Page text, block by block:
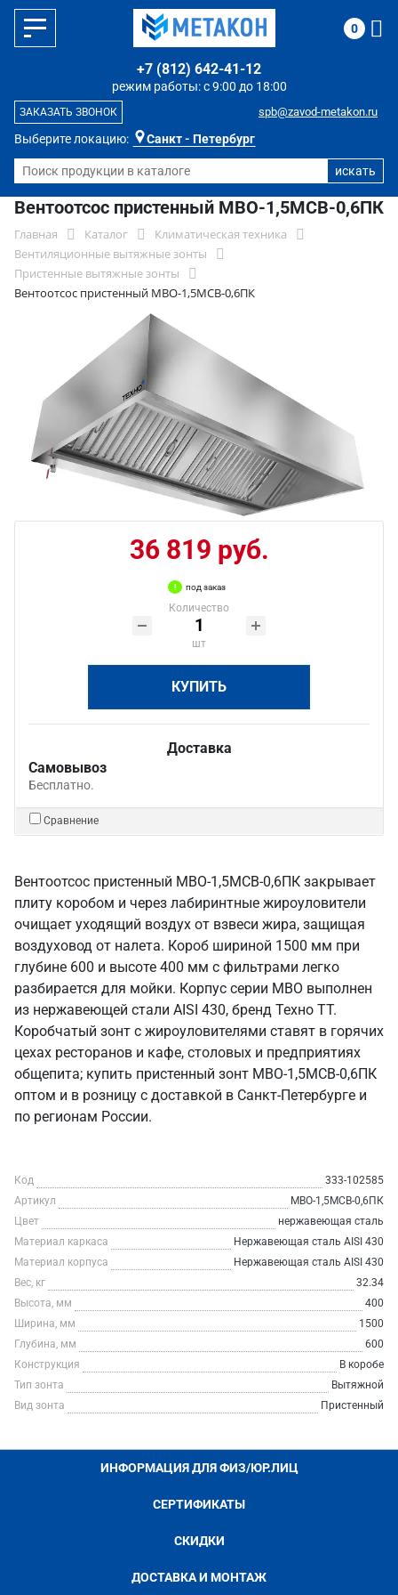
Выберите локацию: Санкт - Петербург
режим работы: с 9:00 до 18:00
+7 (812) 642-41-12
spb@zavod-metakon.ru
ЗАКАЗАТЬ ЗВОНОК
0
Вентоотсос пристенный МВО-1,5МСВ-0,6ПК
Главная Каталог
Климатическая техника
Вентиляционные вытяжные зонты
Пристенные вытяжные зонты
Вентоотсос пристенный МВО-1,5МСВ-0,6ПК
36 819 руб.
под заказ
Количество
шт
КУПИТЬ
Доставка
Самовывоз
Бесплатно.
Сравнение
Вентоотсос пристенный МВО-1,5МСВ-0,6ПК закрывает
плиту коробом и через лабиринтные жироуловители
очищает уходящий воздух от взвеси жира, защищая
воздуховод от налета. Короб шириной 1500 мм при
глубине 600 и высоте 400 мм с фильтрами легко
разбирается для мойки. Корпус серии МВО выполнен
из нержавеющей стали AISI 430, бренд Техно ТТ.
Коробчатый зонт с жироуловителями ставят в горячих
цехах ресторанов и кафе, столовых и предприятиях
общепита; купить пристенный зонт МВО-1,5МСВ-0,6ПК
оптом и в розницу с доставкой в Санкт‑Петербурге и
по регионам России.
Код
333-102585
Артикул
МВО-1,5МСВ-0,6ПК
Цвет
нержавеющая сталь
Материал каркаса
Нержавеющая сталь AISI 430
Материал корпуса
Нержавеющая сталь AISI 430
Вес, кг
32.34
Высота, мм
400
Ширина, мм
1500
Глубина, мм
600
Конструкция
В коробе
Тип зонта
Вытяжной
Вид зонта
Пристенный
ИНФОРМАЦИЯ ДЛЯ ФИЗ/ЮР.ЛИЦ
СЕРТИФИКАТЫ
СКИДКИ
ДОСТАВКА И МОНТАЖ